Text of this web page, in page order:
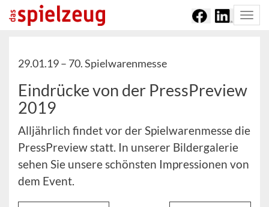
29.01.19 – 70. Spielwarenmesse
Eindrücke von der PressPreview
2019
Alljährlich findet vor der Spielwarenmesse die
PressPreview statt. In unserer Bildergalerie
sehen Sie unsere schönsten Impressionen von
dem Event.